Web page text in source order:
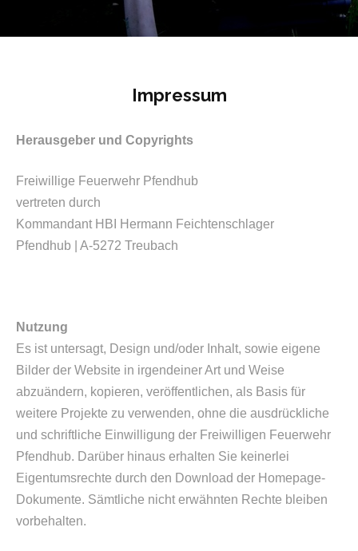
Impressum
Herausgeber und Copyrights
Freiwillige Feuerwehr Pfendhub
vertreten durch
Kommandant HBI Hermann Feichtenschlager
Pfendhub | A-5272 Treubach
Nutzung
Es ist untersagt, Design und/oder Inhalt, sowie eigene
Bilder der Website in irgendeiner Art und Weise
abzuändern, kopieren, veröffentlichen, als Basis für
weitere Projekte zu verwenden, ohne die ausdrückliche
und schriftliche Einwilligung der Freiwilligen Feuerwehr
Pfendhub. Darüber hinaus erhalten Sie keinerlei
Eigentumsrechte durch den Download der Homepage-
Dokumente. Sämtliche nicht erwähnten Rechte bleiben
vorbehalten.